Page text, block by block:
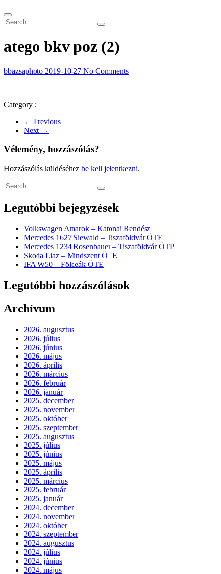
atego bkv poz (2)
bbazsaphoto 2019-10-27 No Comments
Category :
← Previous
Next →
Vélemény, hozzászólás?
Hozzászólás küldéséhez be kell jelentkezni.
Legutóbbi bejegyzések
Volkswagen Amarok – Katonai Rendész
Mercedes 1627 Siewald – Tiszaföldvár ÖTE
Mercedes 1234 Rosenbauer – Tiszaföldvár ÖTP
Skoda Liaz – Mindszent ÖTE
IFA W50 – Földeák ÖTE
Legutóbbi hozzászólások
Archívum
2026. augusztus
2026. július
2026. június
2026. május
2026. április
2026. március
2026. február
2026. január
2025. december
2025. november
2025. október
2025. szeptember
2025. augusztus
2025. július
2025. június
2025. május
2025. április
2025. március
2025. február
2025. január
2024. december
2024. november
2024. október
2024. szeptember
2024. augusztus
2024. július
2024. június
2024. május